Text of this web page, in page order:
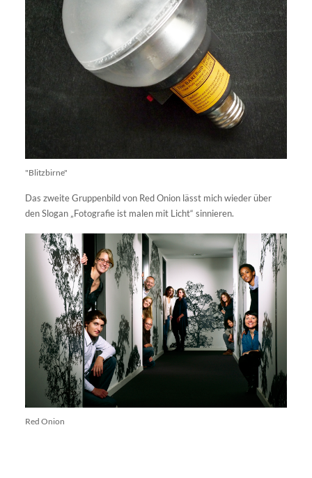
"Blitzbirne"
Das zweite Gruppenbild von Red Onion lässt mich wieder über
den Slogan „Fotografie ist malen mit Licht“ sinnieren.
Red Onion